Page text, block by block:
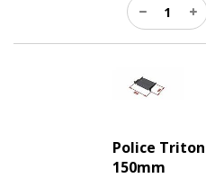
Police
150mm